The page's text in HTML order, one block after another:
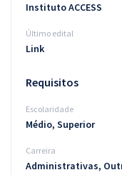
Instituto ACCESS
Último edital
Link
Requisitos
Escolaridade
Médio, Superior
Carreira
Administrativas,